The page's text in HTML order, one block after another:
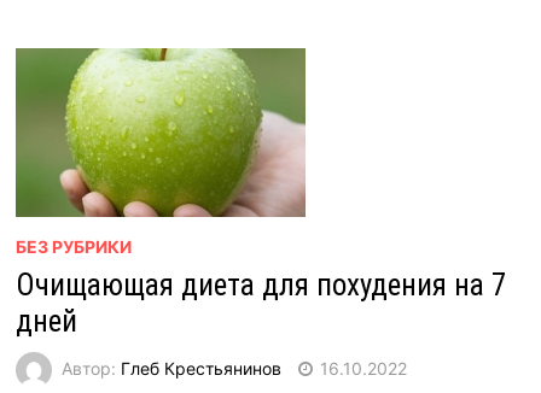
БЕЗ РУБРИКИ
Очищающая диета для похудения на 7
дней
Автор: Глеб Крестьянинов 16.10.2022